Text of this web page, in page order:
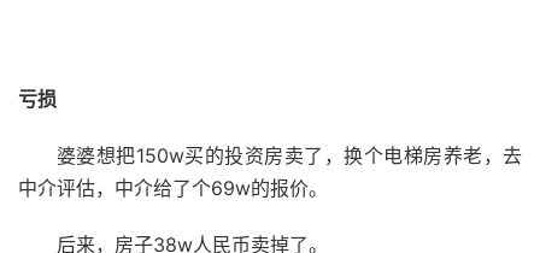
亏损
婆婆想把150w买的投资房卖了，换个电梯房养老，去
中介评估，中介给了个69w的报价。
后来，房子38w人民币卖掉了。